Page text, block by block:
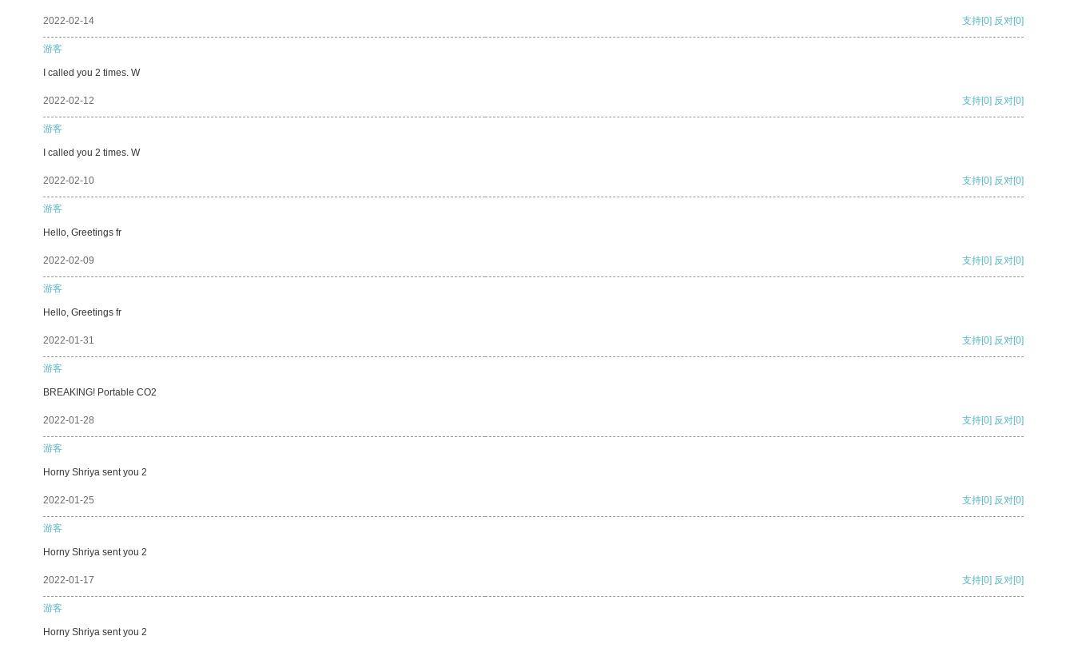
2022-02-14 支持[0] 反对[0]
游客
I called you 2 times. W
2022-02-12 支持[0] 反对[0]
游客
I called you 2 times. W
2022-02-10 支持[0] 反对[0]
游客
Hello, Greetings fr
2022-02-09 支持[0] 反对[0]
游客
Hello, Greetings fr
2022-01-31 支持[0] 反对[0]
游客
BREAKING! Portable CO2
2022-01-28 支持[0] 反对[0]
游客
Horny Shriya sent you 2
2022-01-25 支持[0] 反对[0]
游客
Horny Shriya sent you 2
2022-01-17 支持[0] 反对[0]
游客
Horny Shriya sent you 2